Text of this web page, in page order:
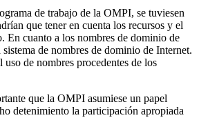
de trabajo de la OMPI, se tuviesen
que tener en cuenta los recursos y el
En cuanto a los nombres de dominio de
de nombres de dominio de Internet.
de nombres procedentes de los
que la OMPI asumiese un papel
detenimiento la participación apropiada